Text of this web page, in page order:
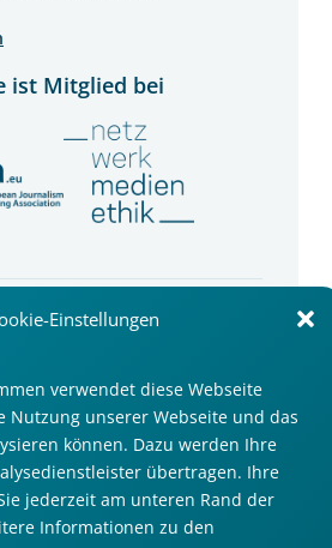
Einstellungen
verwendet diese Webseite
Nutzung unserer Webseite und das
können. Dazu werden Ihre
übertragen. Ihre
jederzeit am unteren Rand der
Informationen zu den
ist Mitglied bei